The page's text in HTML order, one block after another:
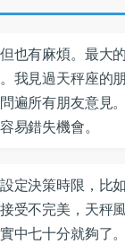
也有麻煩。最大
我見過天秤座的
遍所有朋友意見
易錯失機會。
定決策時限，比
受不完美，天秤
中七十分就夠了